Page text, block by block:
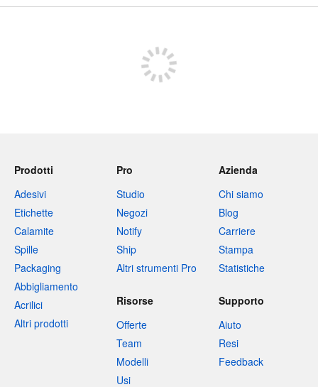
Prodotti
Adesivi
Etichette
Calamite
Spille
Packaging
Abbigliamento
Acrilici
Altri prodotti
Pro
Studio
Negozi
Notify
Ship
Altri strumenti Pro
Azienda
Chi siamo
Blog
Carriere
Stampa
Statistiche
Risorse
Offerte
Team
Modelli
Usi
Supporto
Aiuto
Resi
Feedback